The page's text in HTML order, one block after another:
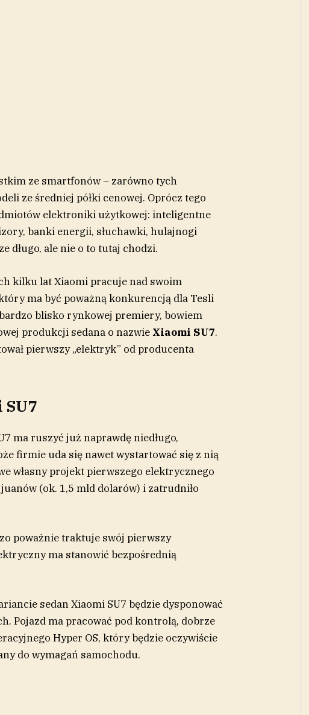
ze smartfonów – zarówno tych
ze średniej półki cenowej. Oprócz tego
elektroniki użytkowej: inteligentne
banki energii, słuchawki, hulajnogi
długo, ale nie o to tutaj chodzi.
kilku lat Xiaomi pracuje nad swoim
ma być poważną konkurencją dla Tesli
blisko rynkowej premiery, bowiem
produkcji sedana o nazwie Xiaomi SU7.
pierwszy „elektryk” od producenta
ma ruszyć już naprawdę niedługo,
firmie uda się nawet wystartować się z nią
własny projekt pierwszego elektrycznego
(ok. 1,5 mld dolarów) i zatrudniło
poważnie traktuje swój pierwszy
ma stanowić bezpośrednią
sedan Xiaomi SU7 będzie dysponować
Pojazd ma pracować pod kontrolą, dobrze
Hyper OS, który będzie oczywiście
do wymagań samochodu.